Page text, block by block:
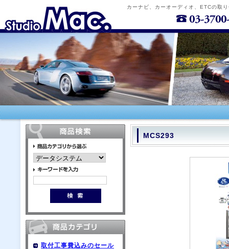
カーナビ、カーオーディオ、ETCの取
取付工事費込みのセール
MCS293